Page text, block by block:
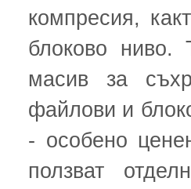
компресия,
блоково ниво.
масив за
файлови и
- особено
ползват